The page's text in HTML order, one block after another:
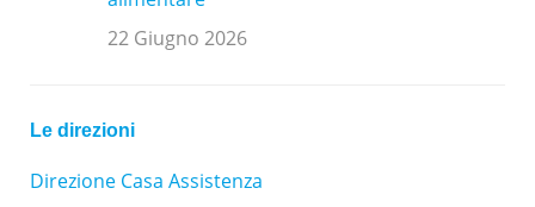
22 Giugno 2026
Le direzioni
Direzione Casa Assistenza